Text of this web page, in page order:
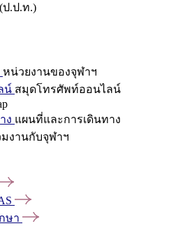
.ป.ท.)
หน่วยงานของจุฬาฯ
น์ สมุดโทรศัพท์ออนไลน์
ง แผนที่และการเดินทาง
มงานกับจุฬาฯ
ษา